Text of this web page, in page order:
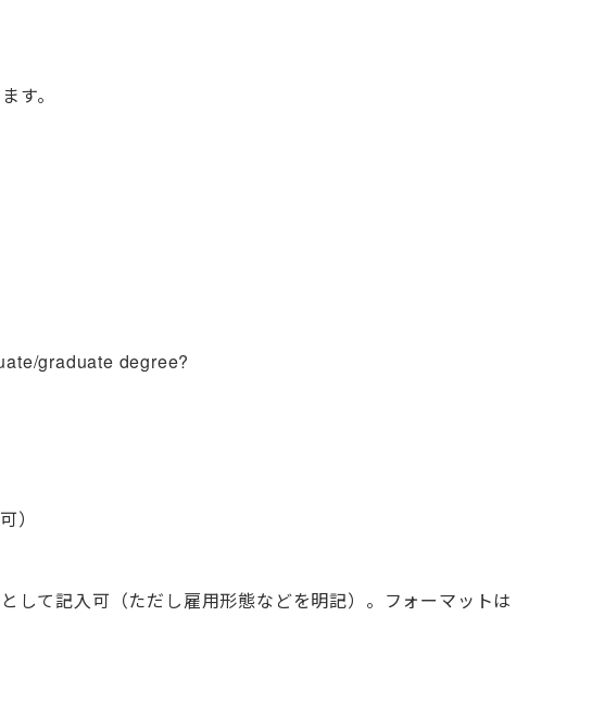
す。
graduate degree?
）
て記入可（ただし雇用形態などを明記）。フォーマットは